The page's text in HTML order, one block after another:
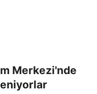
Merkezi'nde